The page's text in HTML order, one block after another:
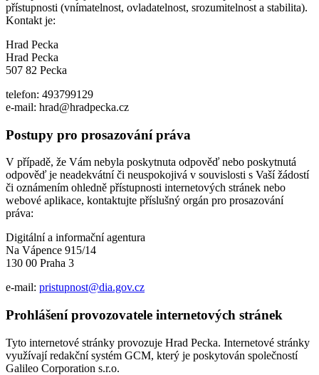
přístupnosti (vnímatelnost, ovladatelnost, srozumitelnost a stabilita).
Kontakt je:
Hrad Pecka
Hrad Pecka
507 82 Pecka
telefon: 493799129
e-mail: hrad@hradpecka.cz
Postupy pro prosazování práva
V případě, že Vám nebyla poskytnuta odpověď nebo poskytnutá
odpověď je neadekvátní či neuspokojivá v souvislosti s Vaší žádostí
či oznámením ohledně přístupnosti internetových stránek nebo
webové aplikace, kontaktujte příslušný orgán pro prosazování
práva:
Digitální a informační agentura
Na Vápence 915/14
130 00 Praha 3
e-mail: pristupnost@dia.gov.cz
Prohlášení provozovatele internetových stránek
Tyto internetové stránky provozuje Hrad Pecka. Internetové stránky
využívají redakční systém GCM, který je poskytován společností
Galileo Corporation s.r.o.